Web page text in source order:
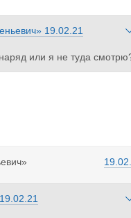
19.02.21
или я не туда
19.02.21